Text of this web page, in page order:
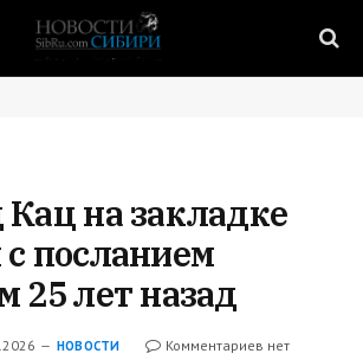
на закладке
посланием
25 лет назад
НОВОСТИ
Комментариев нет